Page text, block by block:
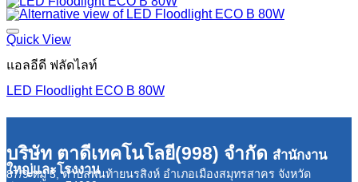
Quick View
แอลอีดี ฟลัดไลท์
LED Floodlight ECO B 80W
บริษัท ตาดีเทคโนโลยี(998) จำกัด สำนักงาน
ใหญ่และโรงงาน
87/9 หมู่ 5, ตำบลพันท้ายนรสิงห์ อำเภอเมืองสมุทรสาคร จังหวัด